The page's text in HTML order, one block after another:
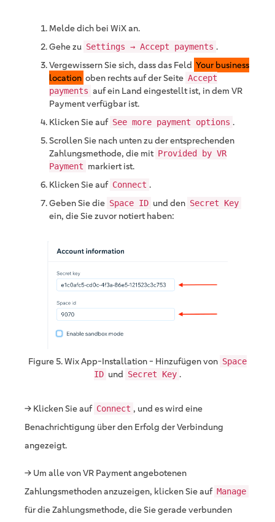
Melde dich bei WiX an.
Gehe zu Settings → Accept payments .
Vergewissern Sie sich, dass das Feld Your business
location oben rechts auf der Seite Accept
payments auf ein Land eingestellt ist, in dem VR
Payment verfügbar ist.
Klicken Sie auf See more payment options .
Scrollen Sie nach unten zu der entsprechenden
Zahlungsmethode, die mit Provided by VR
Payment markiert ist.
Klicken Sie auf Connect .
Geben Sie die Space ID und den Secret Key
ein, die Sie zuvor notiert haben:
Figure 5. Wix App-Installation - Hinzufügen von Space
ID und Secret Key .
→ Klicken Sie auf Connect , und es wird eine
Benachrichtigung über den Erfolg der Verbindung
angezeigt.
→ Um alle von VR Payment angebotenen
Zahlungsmethoden anzuzeigen, klicken Sie auf Manage
für die Zahlungsmethode, die Sie gerade verbunden